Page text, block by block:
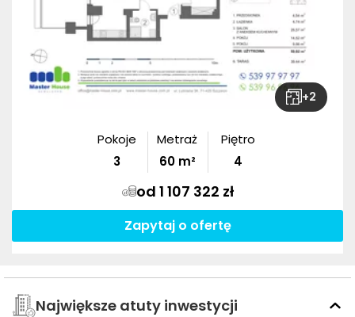
+2
Pokoje
3
Metraż
60m²
Piętro
4
od 1 107 322 zł
Zapytaj o ofertę
Największe atuty inwestycji